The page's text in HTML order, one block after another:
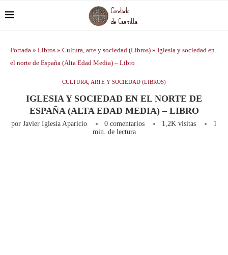
Portada » Libros » Cultura, arte y sociedad (Libros) » Iglesia y sociedad en
el norte de España (Alta Edad Media) – Libro
CULTURA, ARTE Y SOCIEDAD (LIBROS)
IGLESIA Y SOCIEDAD EN EL NORTE DE
ESPAÑA (ALTA EDAD MEDIA) – LIBRO
por Javier Iglesia Aparicio 0 comentarios 1,2K visitas
1
min. de lectura